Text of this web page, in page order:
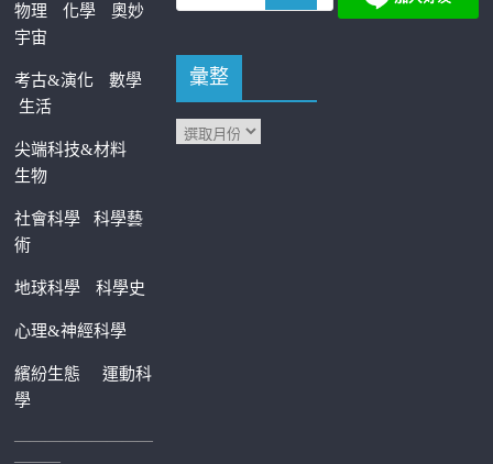
物理 化學
奧妙
宇宙
考古&演化
數學
生活
尖端科技&材料
生物
社會科學科學藝
術
地球科學 科學史
心理&神經科學
繽紛生態運動科
學
—————————
彙整